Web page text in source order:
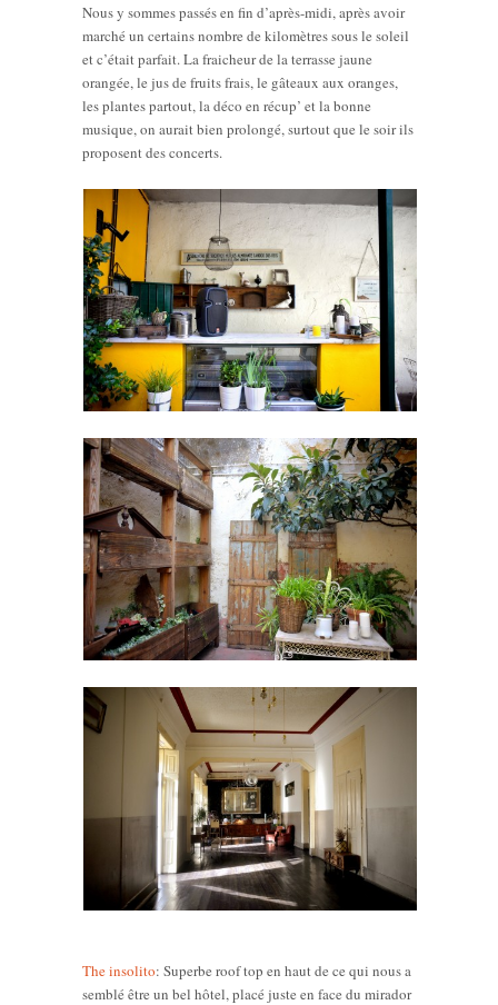
Nous y sommes passés en fin d’après-midi, après avoir
marché un certains nombre de kilomètres sous le soleil
et c’était parfait. La fraicheur de la terrasse jaune
orangée, le jus de fruits frais, le gâteaux aux oranges,
les plantes partout, la déco en récup’ et la bonne
musique, on aurait bien prolongé, surtout que le soir ils
proposent des concerts.
The insolito: Superbe roof top en haut de ce qui nous a
semblé être un bel hôtel, placé juste en face du mirador